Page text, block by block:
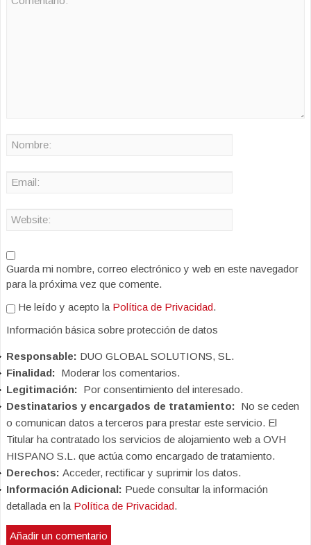
Guarda mi nombre, correo electrónico y web en este navegador
para la próxima vez que comente.
He leído y acepto la Política de Privacidad.
Información básica sobre protección de datos
Responsable: DUO GLOBAL SOLUTIONS, SL.
Finalidad: Moderar los comentarios.
Legitimación: Por consentimiento del interesado.
Destinatarios y encargados de tratamiento: No se ceden
o comunican datos a terceros para prestar este servicio. El
Titular ha contratado los servicios de alojamiento web a OVH
HISPANO S.L. que actúa como encargado de tratamiento.
Derechos: Acceder, rectificar y suprimir los datos.
Información Adicional: Puede consultar la información
detallada en la Política de Privacidad.